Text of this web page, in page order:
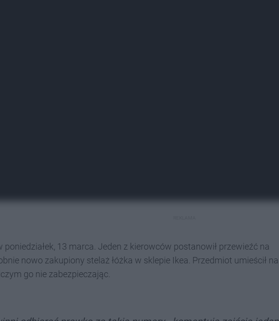
poniedziałek, 13 marca. Jeden z kierowców postanowił przewieźć na
nowo zakupiony stelaż łóżka w sklepie Ikea. Przedmiot umieścił na
go nie zabezpieczając.